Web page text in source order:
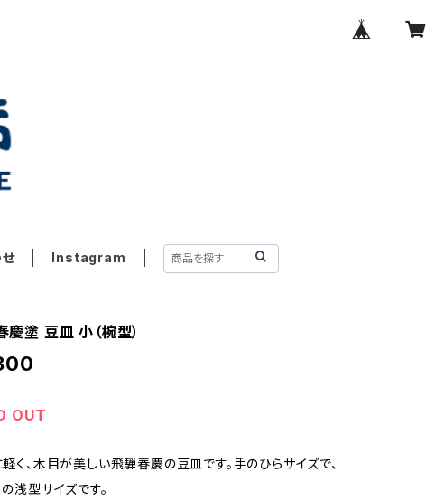
Instagram
慶塗 豆皿 小（椀型）
OUT
く、木目が美しい飛騨春慶の豆皿です。手のひらサイズで、
浅型サイズです。